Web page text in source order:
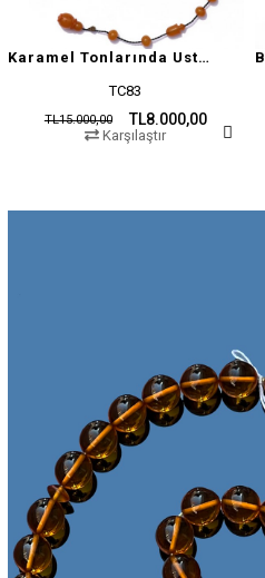
Karamel Tonlarında Usta İşçilikli Tesbih
TC83
TL8.000,00
TL15.000,00
Karşılaştır